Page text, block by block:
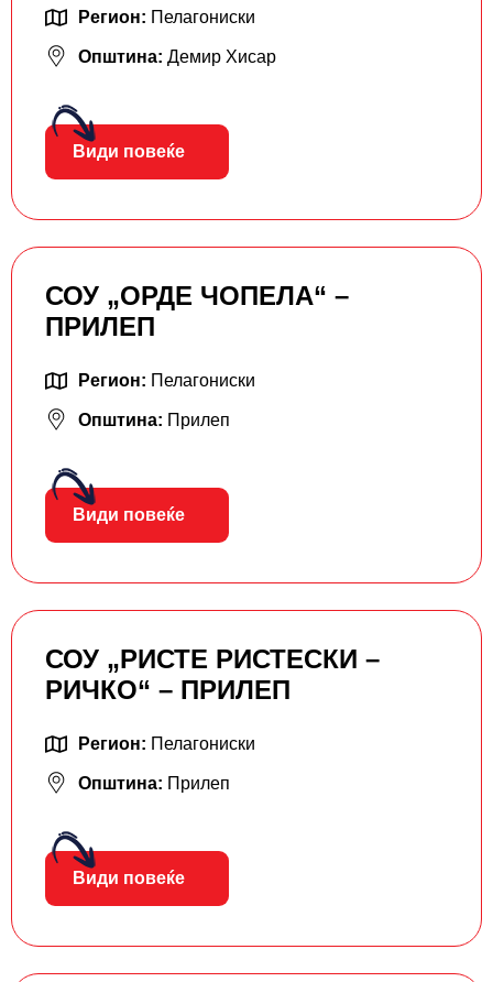
Регион: Пелагониски
Општина: Демир Хисар
Види повеќе
СОУ „ОРДЕ ЧОПЕЛА“ –
ПРИЛЕП
Регион: Пелагониски
Општина: Прилеп
Види повеќе
СОУ „РИСТЕ РИСТЕСКИ –
РИЧКО“ – ПРИЛЕП
Регион: Пелагониски
Општина: Прилеп
Види повеќе